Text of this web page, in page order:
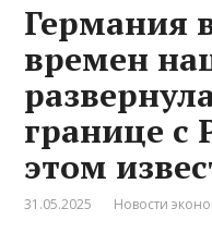
Германия
времен
границе с
этом
31.05.2025 Новости